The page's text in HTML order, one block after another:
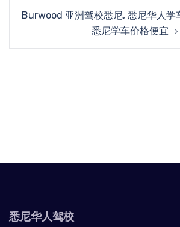
Burwood 亚洲驾校悉尼, 悉尼华人学
悉尼学车价格便宜
悉尼华人驾校